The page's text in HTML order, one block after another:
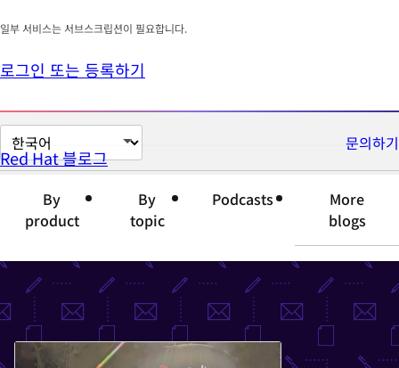
일부 서비스는 서브스크립션이 필요합니다.
로그인 또는 등록하기
페
이
변
문의하기
Red Hat 블로그
By
product
By
topic
Podcasts
More
blogs